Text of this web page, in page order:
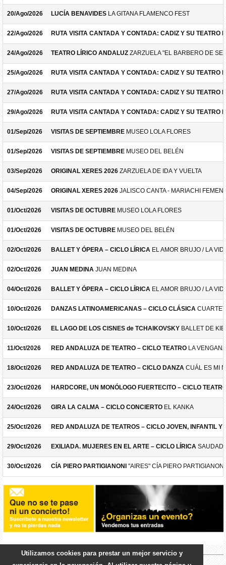
20/Ago/2026 LUCÍA BENAVIDES LA GITANA FLAMENCO FEST
22/Ago/2026 RUTA VISITA CANTADA Y CONTADA: CADIZ Y SU TEATRO
24/Ago/2026 TEATRO LÍRICO ANDALUZ ZARZUELA "EL BARBERO DE
25/Ago/2026 RUTA VISITA CANTADA Y CONTADA: CADIZ Y SU TEATRO
27/Ago/2026 RUTA VISITA CANTADA Y CONTADA: CADIZ Y SU TEATRO
29/Ago/2026 RUTA VISITA CANTADA Y CONTADA: CADIZ Y SU TEATRO
01/Sep/2026 VISITAS DE SEPTIEMBRE MUSEO LOLA FLORES
01/Sep/2026 VISITAS DE SEPTIEMBRE MUSEO DEL BELÉN
03/Sep/2026 ORIGINAL XERES 2026 ZARZUELA DE IDA Y VUELTA
04/Sep/2026 ORIGINAL XERES 2026 JALISCO CANTA - MARIACHI
01/Oct/2026 VISITAS DE OCTUBRE MUSEO LOLA FLORES
01/Oct/2026 VISITAS DE OCTUBRE MUSEO DEL BELÉN
02/Oct/2026 BALLET Y ÓPERA – CICLO LÍRICA EL AMOR BRUJO / LA
02/Oct/2026 JUAN MEDINA JUAN MEDINA
04/Oct/2026 BALLET Y ÓPERA – CICLO LÍRICA EL AMOR BRUJO / LA
10/Oct/2026 DANZAS LATINOAMERICANAS – CICLO CLÁSICA
10/Oct/2026 EL LAGO DE LOS CISNES de TCHAIKOVSKY BALLET DE
11/Oct/2026 RED ANDALUZA DE TEATRO – CICLO TEATRO LA
18/Oct/2026 RED ANDALUZA DE TEATRO – CICLO DANZA CUÁL ES MI
23/Oct/2026 HARDCORE, UN MONÓLOGO FUERTECITO – CICLO
24/Oct/2026 GIRA LA CALMA – CICLO CONCIERTO EL KANKA
25/Oct/2026 RED ANDALUZA DE TEATROS – CICLO JOVEN, INFANTIL Y
29/Oct/2026 EXILIADA. MUJERES EN EL ARTE – CICLO LÍRICA
30/Oct/2026 CÍA PIERO PARTIGIANONI "AIRES" CÍA PIERO PARTIGIANONI
Utilizamos cookies para prestar un mejor servicio y